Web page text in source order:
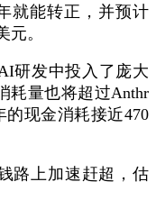
就能转正，并预计
元。
研发中投入了庞大
耗量也将超过Anthr
的现金消耗接近470